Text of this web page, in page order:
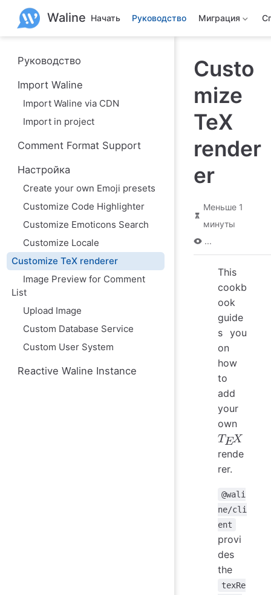
Waline Начать Руководство Миграция
Руководство
Import Waline
Import Waline via CDN
Import in project
Comment Format Support
Настройка
Create your own Emoji presets
Customize Code Highlighter
Customize Emoticons Search
Customize Locale
Customize TeX renderer
Image Preview for Comment
List
Upload Image
Custom Database Service
Custom User System
Reactive Waline Instance
Custo
mize
TeX
render
er
Меньше 1
минуты
...
This
cookb
ook
guide
s you
on
how
to
add
your
own
TEX
rende
rer.
@wali
ne/cli
ent
provi
des
the
texRe